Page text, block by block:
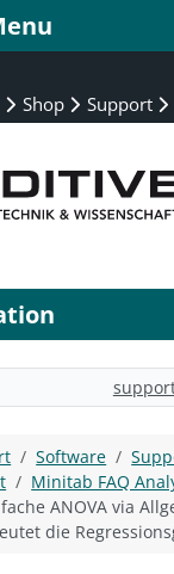
Shop Support
Software
Minitab FAQ
ANOVA via
die